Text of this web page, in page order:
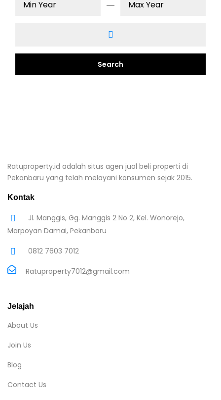
Search
Ratuproperty.id adalah situs agen jual beli properti di
Pekanbaru yang telah melayani konsumen sejak 2015.
Kontak
Jl. Manggis, Gg. Manggis 2 No 2, Kel. Wonorejo,
Marpoyan Damai, Pekanbaru
0812 7603 7012
Ratuproperty7012@gmail.com
Jelajah
About Us
Join Us
Blog
Contact Us